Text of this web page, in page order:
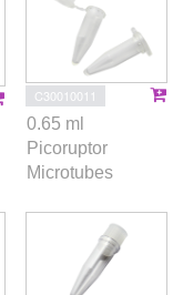
C30010011
0.65 ml
Picoruptor
Microtubes